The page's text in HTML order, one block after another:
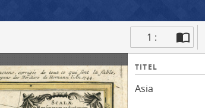
1 :
I
f
TITEL
Asia